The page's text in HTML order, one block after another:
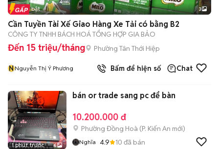
Tin nổi bật 3
Cần Tuyền Tài Xế Giao Hàng Xe Tải có bằng B2
CÔNG TY TNHH BÁCH HOÁ TỔNG HỢP GIA BẢO
Đến 15 triệu/tháng Phường Tân Thới Hiệp
NNguyễn Thị Ý Phương Bấm để hiện số Chat
1 phút trước 6
bán or trade sang pc để bàn
10.200.000 đ
Phường Đồng Hoà (P. Kiến An mới)
Nghĩa 4.9 10 đã bán